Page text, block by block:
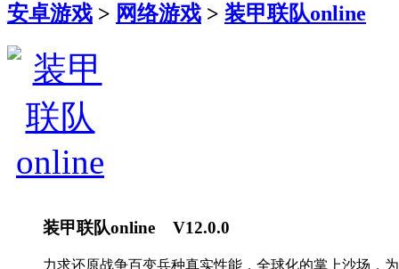
安卓游戏 > 网络游戏 > 装甲联队online
装甲联队online V12.0.0
力求还原战争百变兵种真实性能，全球化的掌上沙场，